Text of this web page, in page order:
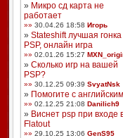
» Микро сд карта не
работает
»» 30.04.26 18:58 Игорь
» Stateshift лучшая
PSP, онлайн игра
»» 02.01.26 15:27
» Сколько игр на вашей
PSP?
»» 30.12.25 09:39 SvyatNsk
» Помогите с английским
»» 02.12.25 21:08 Danilich9
» Виснет psp при входе
Flatout
»» 29.10.25 13:06 GenS95